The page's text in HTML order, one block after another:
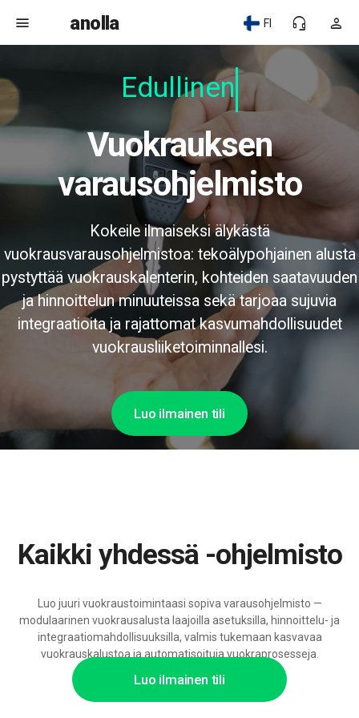
menu anolla person
headset_mic
FI
Edullinen
Vuokrauksen
varausohjelmisto
Kokeile ilmaiseksi älykästä
vuokrausvarausohjelmistoa: tekoälypohjainen alusta
pystyttää vuokrauskalenterin, kohteiden saatavuuden
ja hinnoittelun minuuteissa sekä tarjoaa sujuvia
integraatioita ja rajattomat kasvumahdollisuudet
vuokrausliiketoiminnallesi.
Luo ilmainen tili
Luo ilmainen tili
Kaikki yhdessä -ohjelmisto
Luo juuri vuokraustoimintaasi sopiva varausohjelmisto —
modulaarinen vuokrausalusta laajoilla asetuksilla, hinnoittelu- ja
integraatiomahdollisuuksilla, valmis tukemaan kasvavaa
vuokrauskalustoa ja automatisoituja vuokraprosesseja.